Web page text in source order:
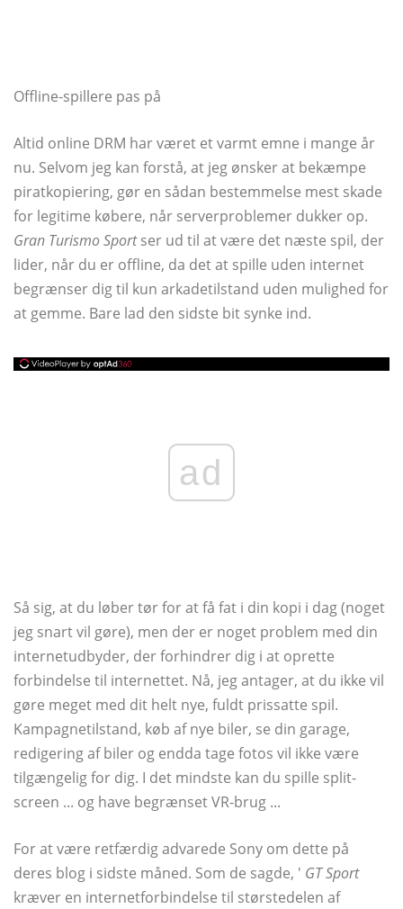
Offline-spillere pas på
Altid online DRM har været et varmt emne i mange år
nu. Selvom jeg kan forstå, at jeg ønsker at bekæmpe
piratkopiering, gør en sådan bestemmelse mest skade
for legitime købere, når serverproblemer dukker op.
Gran Turismo Sportser ud til at være det næste spil, der
lider, når du er offline, da det at spille uden internet
begrænser dig til kun arkadetilstand uden mulighed for
at gemme. Bare lad den sidste bit synke ind.
ad
Så sig, at du løber tør for at få fat i din kopi i dag (noget
jeg snart vil gøre), men der er noget problem med din
internetudbyder, der forhindrer dig i at oprette
forbindelse til internettet. Nå, jeg antager, at du ikke vil
gøre meget med dit helt nye, fuldt prissatte spil.
Kampagnetilstand, køb af nye biler, se din garage,
redigering af biler og endda tage fotos vil ikke være
tilgængelig for dig. I det mindste kan du spille split-
screen ... og have begrænset VR-brug ...
For at være retfærdig advarede Sony om dette på
deres blog i sidste måned. Som de sagde, ' GT Sport
kræver en internetforbindelse til størstedelen af ​​